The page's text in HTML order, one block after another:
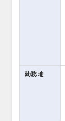
勤務地